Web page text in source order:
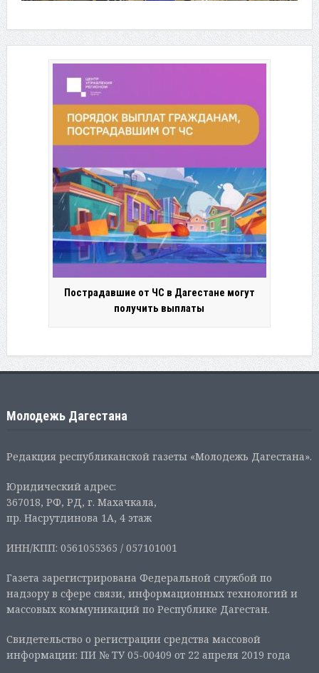
Пострадавшие от ЧС в Дагестане могут
получить выплаты
Молодежь Дагестана
Редакция республиканской газеты «Молодежь Дагестана».
Юридический адрес:
367018, РФ, РД, г. Махачкала,
пр. Насрутдинова 1А, 4 этаж
ИНН/КПП: 0561055365 / 057101001
Газета зарегистрирована Федеральной службой по
надзору в сфере связи, информационных технологий и
массовых коммуникаций по Республике Дагестан.
Свидетельство о регистрации средства массовой
информации: ПИ № ТУ 05-00409 от 22 апреля 2019 года